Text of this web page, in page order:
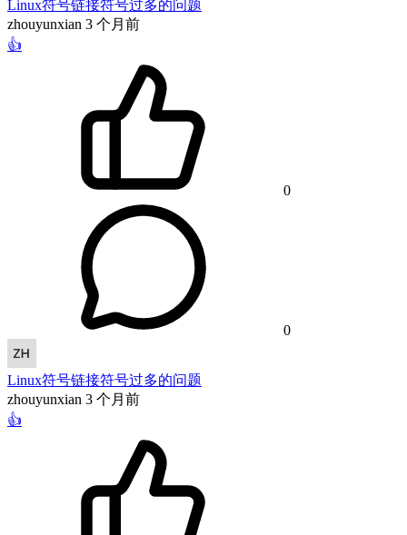
Linux符号链接符号过多的问题
zhouyunxian 3 个月前
👍
0
0
Linux符号链接符号过多的问题
zhouyunxian 3 个月前
👍